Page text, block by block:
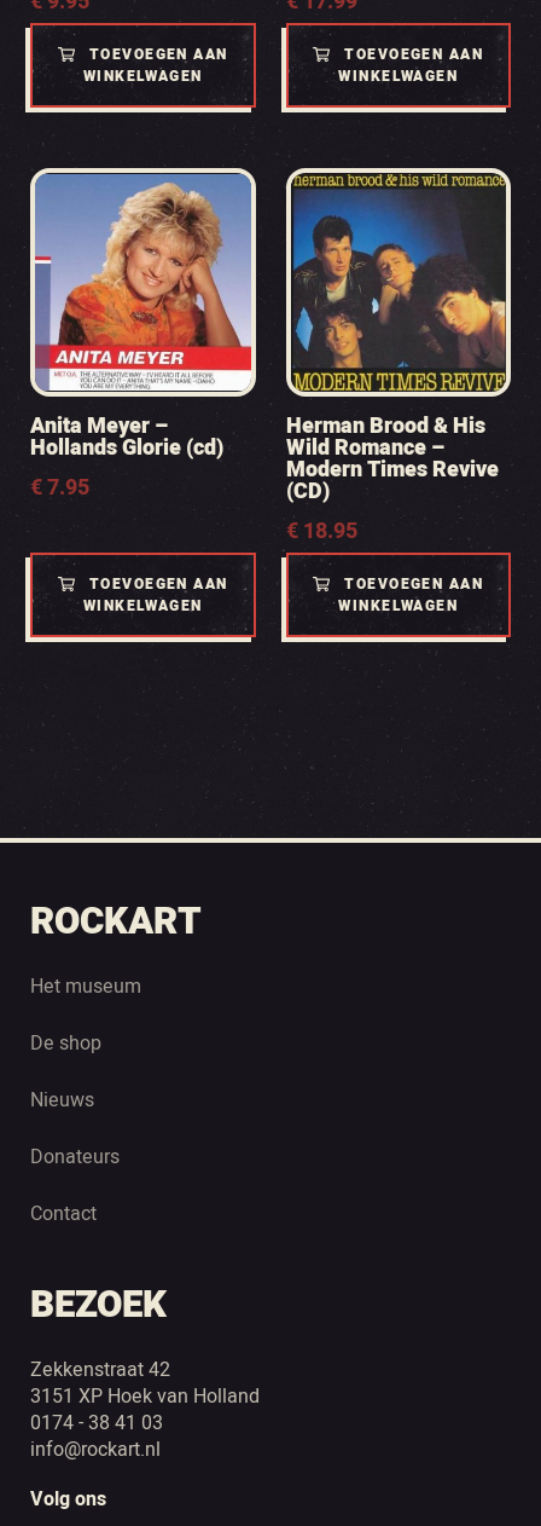
TOEVOEGEN AAN
WINKELWAGEN
TOEVOEGEN AAN
WINKELWAGEN
Anita Meyer –
Hollands Glorie (cd)
€7.95
TOEVOEGEN AAN
WINKELWAGEN
Herman Brood & His
Wild Romance –
Modern Times Revive
(CD)
€18.95
TOEVOEGEN AAN
WINKELWAGEN
ROCKART
Het museum
De shop
Nieuws
Donateurs
Contact
BEZOEK
Zekkenstraat 42
3151 XP Hoek van Holland
0174 - 38 41 03
info@rockart.nl
Volg ons